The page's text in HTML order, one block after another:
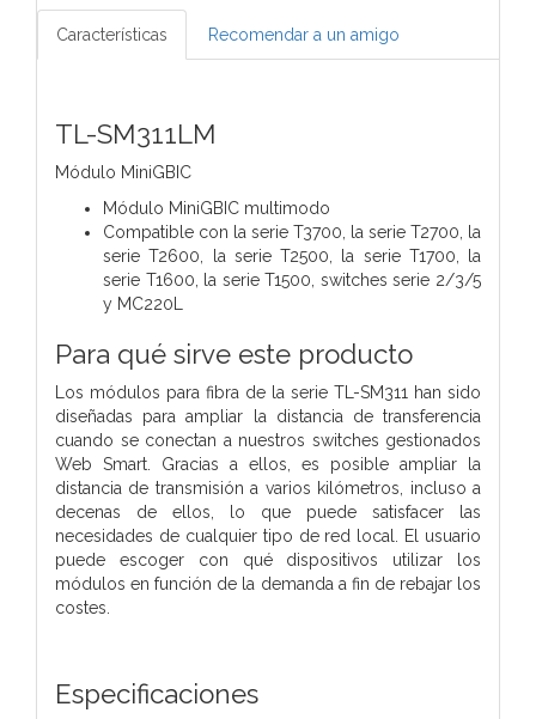
Características Recomendar a un amigo
TL-SM311LM
Módulo MiniGBIC
Módulo MiniGBIC multimodo
Compatible con la serie T3700, la serie T2700, la
serie T2600, la serie T2500, la serie T1700, la
serie T1600, la serie T1500, switches serie 2/3/5
y MC220L
Para qué sirve este producto
Los módulos para fibra de la serie TL-SM311 han sido
diseñadas para ampliar la distancia de transferencia
cuando se conectan a nuestros switches gestionados
Web Smart. Gracias a ellos, es posible ampliar la
distancia de transmisión a varios kilómetros, incluso a
decenas de ellos, lo que puede satisfacer las
necesidades de cualquier tipo de red local. El usuario
puede escoger con qué dispositivos utilizar los
módulos en función de la demanda a fin de rebajar los
costes.
Especificaciones